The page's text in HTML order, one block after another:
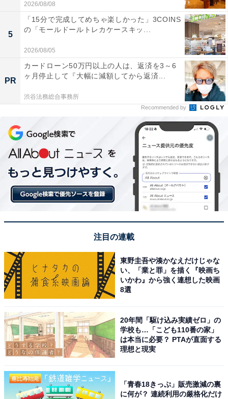
あわせて読みたい
【宮城県の人気ホテル】「松島温泉 小松館
好風亭」は日本三景の絶景と美食が魅力
「秋保温泉 篝火の湯 緑水亭」は自家源泉の露天風
呂と豪華な食事が魅力
2026/08/08
5
「15分で完成してめちゃ楽しかった」3COINS
の「モールドールトレカケースキッ...
2026/08/05
PR
カードローン50万円以上の人は、返済を3～6
ヶ月停止して『大幅に減額してから返済...
渋谷法務総合事務所
Recommended by
注目の連載
東野圭吾や湊かなえだけじゃな
い、「業と罪」を描く『映画ち
いかわ』から強く連想した映画
8選
20年間「駆け込み実績ゼロ」の
学校も…「こども110番の家」
は本当に必要？ PTAが直面する
理想と現実
「青春18きっぷ」販売激減の裏
に何が？ 連続利用の厳格化だけ